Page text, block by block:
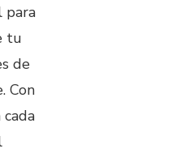
para
tu
de
Con